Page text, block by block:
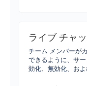
ライブ チャ
チーム メンバーが
できるように、サ
効化、無効化、およ